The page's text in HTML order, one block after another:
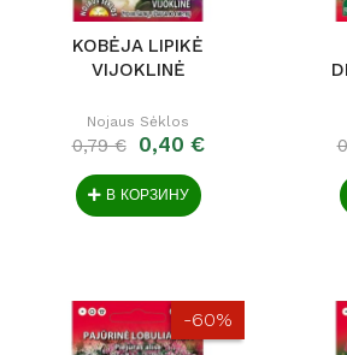
KOBĖJA LIPIKĖ
VIJOKLINĖ
Nojaus Sėklos
0,79 € 0,40 €
В КОРЗИНУ
-60%